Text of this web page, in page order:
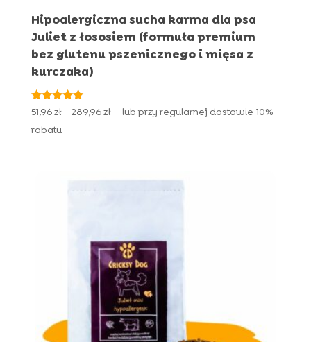
Hipoalergiczna sucha karma dla psa
Juliet z łososiem (formuła premium
bez glutenu pszenicznego i mięsa z
kurczaka)
Oceniono
4.82
na 5
51,96zł – 289,96złZakres
do
— lub przy regularnej dostawie 10%
rabatu